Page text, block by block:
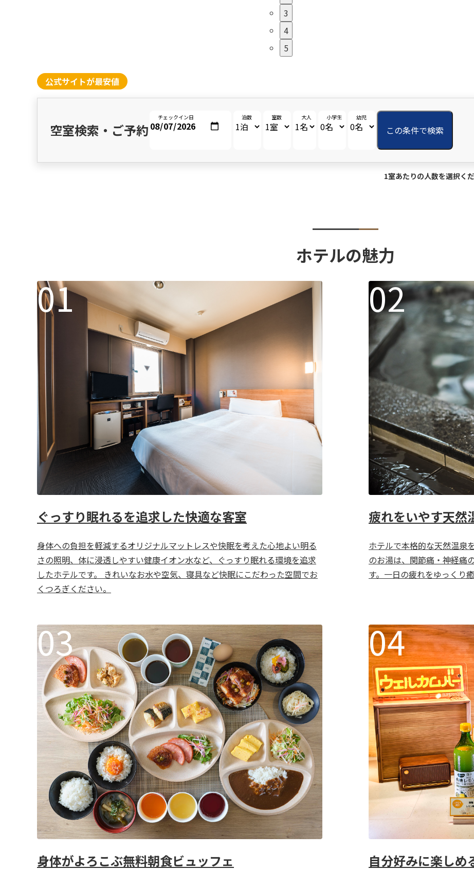
3
4
5
公式サイトが最安値
空室検索・ご予約
チェックイン日 泊数 室数 大人 小学生 幼児
この条件で検索
1室あたりの人数を選択く
ホテルの魅力
ぐっすり眠れるを追求した快適な客室
身体への負担を軽減するオリジナルマットレスや快眠を考えた心地よい明る
さの照明、体に浸透しやすい健康イオン水など、ぐっすり眠れる環境を追求
したホテルです。 きれいなお水や空気、寝具など快眠にこだわった空間でお
くつろぎください。
疲れをいやす天然
ホテルで本格的な天然温泉
のお湯は、関節痛・神経痛
す。一日の疲れをゆっくり
身体がよろこぶ無料朝食ビュッフェ 自分好みに楽しめ